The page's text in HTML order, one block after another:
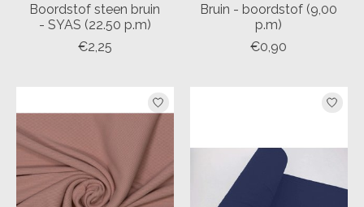
Boordstof steen bruin
- SYAS (22.50 p.m)
€2,25
Bruin - boordstof (9,00
p.m)
€0,90